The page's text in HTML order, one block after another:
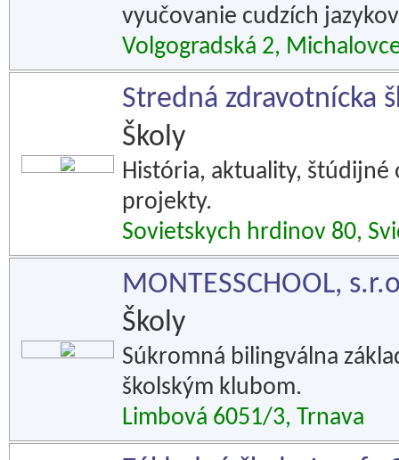
vyučovanie cudzích
Volgogradská 2,
Stredná zdravotnícka
Školy
História, aktuality, štúdijné
projekty.
Sovietskych hrdinov 80,
MONTESSCHOOL,
Školy
Súkromná bilingválna
školským klubom.
Limbová 6051/3, Trnava